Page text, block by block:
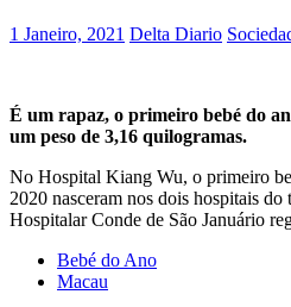
1 Janeiro, 2021 Delta Diario
É um rapaz, o primeiro bebé do
um peso de 3,16 quilogramas.
No Hospital Kiang Wu, o primeiro
2020 nasceram nos dois hospitais
Hospitalar Conde de São Januário
Bebé do Ano
Macau